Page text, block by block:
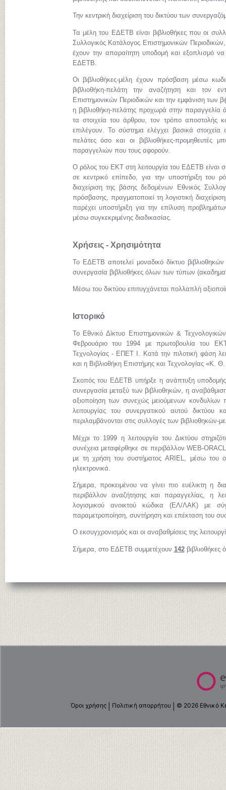
Την κεντρική διαχείριση του δικτύου των
Τα μέλη του ΕΔΕΤΒ είναι βιβλιοθήκες που οι
Συλλογικός Κατάλογος Επιστημονικών
έχουν την απαραίτητη υποδομή και εξοπλισμό
ΕΔΕΤΒ.
Οι βιβλιοθήκες-μέλη έχουν πρόσβαση μέσω
βιβλιοθήκη-πελάτη την αναζήτηση και τον
Επιστημονικών Περιοδικών και την εμφάνιση των
η βιβλιοθήκη-πελάτης προχωρά στην παραγγελία
τα στοιχεία του άρθρου, τον τρόπο αποστολής
επιλέγουν. Το σύστημα ελέγχει βασικά
πελάτες όσο και οι βιβλιοθήκες-
παραγγελιών που τους αφορούν.
Ο ρόλος του ΕΚΤ στη λειτουργία του ΕΔΕΤΒ είναι
σε κεντρικό επίπεδο, για την υποστήριξη του
διαχείριση της βάσης δεδομένων Εθνικός
πρόσβασης, πραγματοποιεί τη λογιστική
παρέχει υποστήριξη για την επίλυση
μέσω συγκεκριμένης διαδικασίας.
Χρήσεις - Χρησιμότητα
Το ΕΔΕΤΒ αποτελεί μοναδικό δίκτυο
συνεργασία βιβλιοθήκες όλων των τύπων
Μέσω του δικτύου επιτυγχάνεται πολλαπλή
Ιστορικό
Το Εθνικό Δίκτυο Επιστημονικών &
Φεβρουάριο του 1994 με πρωτοβουλία του
Τεχνολογίας - ΕΠΕΤ Ι. Κατά την πιλοτική φάση
και η Βιβλιοθήκη Επιστήμης και Τεχνολογίας «Κ.
Σκοπός του ΕΔΕΤΒ υπήρξε η ανάπτυξη
συνεργασία μεταξύ των βιβλιοθηκών, η
αξιοποίηση των συνεχώς μειούμενων κονδυλίων
λειτουργίας του συνεργατικού αυτού
περιλαμβάνονται στις συλλογές των βιβλιοθηκών-
Μέχρι το 1999 η λειτουργία του Δικτύου
συνέχεια μεταφέρθηκε σε περιβάλλον WEB-
με τη χρήση του συστήματος ARIEL, μέσω του
ηλεκτρονικά.
Σήμερα, προκειμένου να γίνει πιο ευέλικτη η
περιβάλλον αναζήτησης και παραγγελίας, η
λογισμικού ανοικτού κώδικα (ΕΛ/ΛΑΚ) με
παραμετροποίηση, συντήρηση και επέκταση του
Ο εκσυγχρονισμός και οι αναβαθμίσεις της
Σήμερα, στο ΕΔΕΤΒ συμμετέχουν 142βιβλιοθήκες